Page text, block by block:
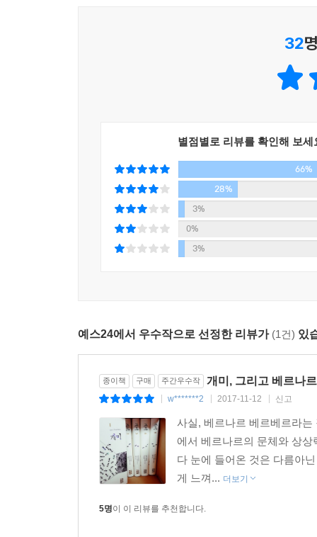
베르베르. 진지하되 어둡지 않고, 익살스럽되 경
과학적 사고 방식의 소유자. 컴퓨터 앞에 앉아 몇
이제 그가 꿈꾸는 세계를 이룩할 교두보가 된 『
소설 『개미』의 번역가로 우리에게 이름이 널
끼고 읽어야 한다'는 불평 아닌 불평이 들려올 만
꼼꼼함과 치밀함으로 『개미』를 원작 이상
베르베르의 상상력과 환상적인 이야기에 어우러
독자를 포로로 만든 베르베르의 마법서 『개미』
판매라는 유래 없는 진기록을 이루어 낸 우리 나
만드는 놀라운 화제였다.
『개미』의 줄거리
조나탕 웰즈는 삼촌 에드몽 웰즈의 유언에 따라
찾으러 지하실로 들어 가게 되고 점점 지하실에
들어 갈 수 있다. 조나탕이 지하실로 들어가고 그
스물한 명이 지하실로 잠적하자 경찰 당국은 지하
한편 불개미 도시 벨로캉에서는 개미들이 원인
32
별점별로 리뷰를 확인해 보세
66%
28%
3%
0%
3%
예스24에서 우수작으로 선정한 리뷰가 (1건) 있
종이책 구매 주간우수작 개미, 그리고 베르나
w*******2 2017-11-12 신고
사실, 베르나르 베르베르라
에서 베르나르의 문체와 상
다 눈에 들어온 것은 다름아
게 느껴... 더보기
5명이 이 리뷰를 추천합니다.